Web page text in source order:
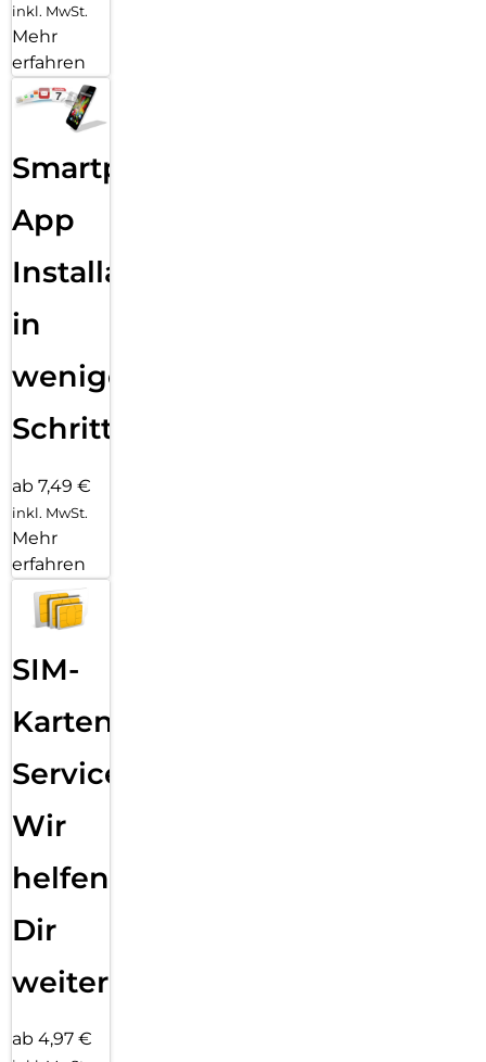
inkl. MwSt.
Mehr
erfahren
Smartphone
App
Installation
in
wenigen
Schritten
ab 7,49 €
inkl. MwSt.
Mehr
erfahren
SIM-
Karten
Service:
Wir
helfen
Dir
weiter
ab 4,97 €